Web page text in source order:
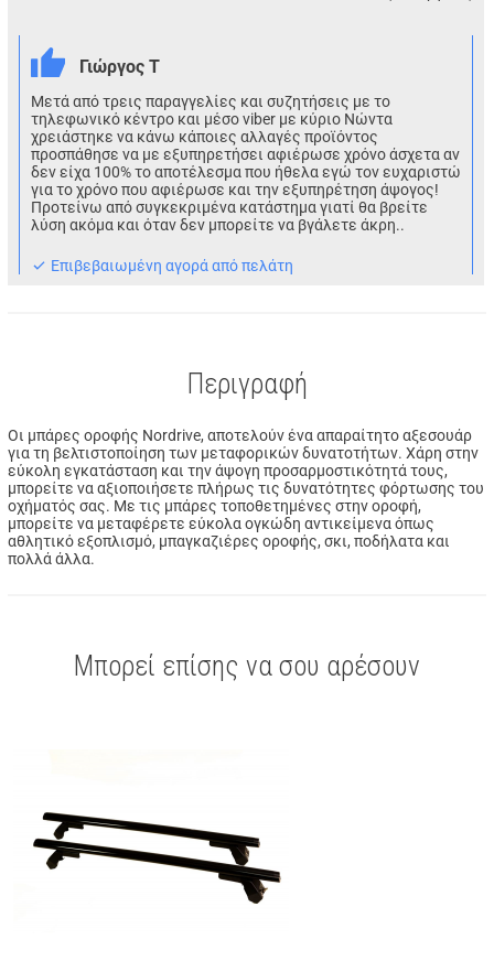
Γιώργος Τ
Μετά από τρεις παραγγελίες και συζητήσεις με το
τηλεφωνικό κέντρο και μέσο viber με κύριο Νώντα
χρειάστηκε να κάνω κάποιες αλλαγές προϊόντος
προσπάθησε να με εξυπηρετήσει αφιέρωσε χρόνο άσχετα αν
δεν είχα 100% το αποτέλεσμα που ήθελα εγώ τον ευχαριστώ
για το χρόνο που αφιέρωσε και την εξυπηρέτηση άψογος!
Προτείνω από συγκεκριμένα κατάστημα γιατί θα βρείτε
λύση ακόμα και όταν δεν μπορείτε να βγάλετε άκρη..
Eπιβεβαιωμένη αγορά από πελάτη
Περιγραφή
Οι μπάρες οροφής Nordrive, αποτελούν ένα απαραίτητο αξεσουάρ
για τη βελτιστοποίηση των μεταφορικών δυνατοτήτων. Χάρη στην
εύκολη εγκατάσταση και την άψογη προσαρμοστικότητά τους,
μπορείτε να αξιοποιήσετε πλήρως τις δυνατότητες φόρτωσης του
οχήματός σας. Με τις μπάρες τοποθετημένες στην οροφή,
μπορείτε να μεταφέρετε εύκολα ογκώδη αντικείμενα όπως
αθλητικό εξοπλισμό, μπαγκαζιέρες οροφής, σκι, ποδήλατα και
πολλά άλλα.
Μπορεί επίσης να σου αρέσουν